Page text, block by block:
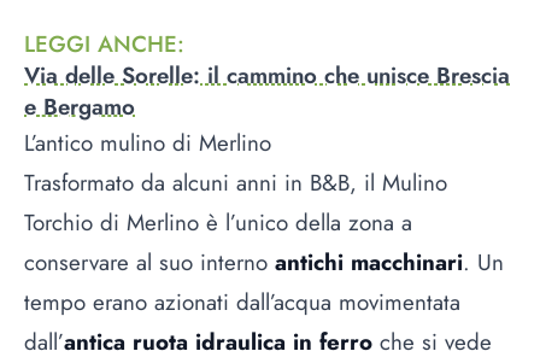
LEGGI ANCHE:
Via delle Sorelle: il cammino che unisce Brescia
e Bergamo
L’antico mulino di Merlino
Trasformato da alcuni anni in B&B, il Mulino
Torchio di Merlino è l’unico della zona a
conservare al suo interno antichi macchinari. Un
tempo erano azionati dall’acqua movimentata
dall’antica ruota idraulica in ferro che si vede